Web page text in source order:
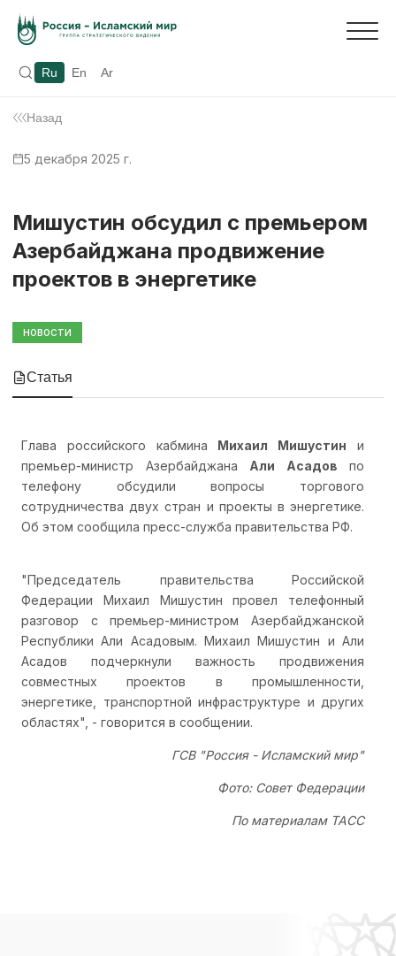
Ru En Ar
Назад
5 декабря 2025 г.
Мишустин обсудил с премьером
Азербайджана продвижение
проектов в энергетике
НОВОСТИ
Статья
Глава российского кабмина Михаил Мишустин и
премьер-министр Азербайджана Али Асадов по
телефону обсудили вопросы торгового
сотрудничества двух стран и проекты в энергетике.
Об этом сообщила пресс-служба правительства РФ.
"Председатель правительства Российской
Федерации Михаил Мишустин провел телефонный
разговор с премьер-министром Азербайджанской
Республики Али Асадовым. Михаил Мишустин и Али
Асадов подчеркнули важность продвижения
совместных проектов в промышленности,
энергетике, транспортной инфраструктуре и других
областях", - говорится в сообщении.
ГСВ "Россия - Исламский мир"
Фото: Совет Федерации
По материалам ТАСС